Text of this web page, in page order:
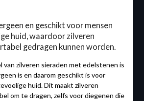
en geschikt voor mensen
huid, waardoor zilveren
gedragen kunnen worden.
van zilveren sieraden met edelstenen is
is en daarom geschikt is voor
huid. Dit maakt zilveren
om te dragen, zelfs voor diegenen die